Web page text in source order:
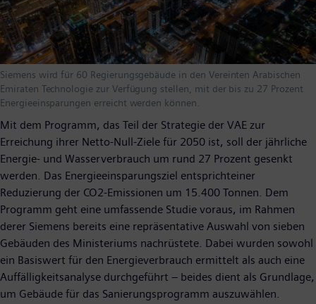
Siemens wird für 60 Regierungsgebäude in den Vereinten Arabischen
Emiraten Technologie zur Verfügung stellen, mit der bis zu 27 Prozent
Energieeinsparungen erreicht werden können.
Mit dem Programm, das Teil der Strategie der VAE zur
Erreichung ihrer Netto-Null-Ziele für 2050 ist, soll der jährliche
Energie- und Wasserverbrauch um rund 27 Prozent gesenkt
werden. Das Energieeinsparungsziel entsprichteiner
Reduzierung der CO2-Emissionen um 15.400 Tonnen. Dem
Programm geht eine umfassende Studie voraus, im Rahmen
derer Siemens bereits eine repräsentative Auswahl von sieben
Gebäuden des Ministeriums nachrüstete. Dabei wurden sowohl
ein Basiswert für den Energieverbrauch ermittelt als auch eine
Auffälligkeitsanalyse durchgeführt – beides dient als Grundlage,
um Gebäude für das Sanierungsprogramm auszuwählen.